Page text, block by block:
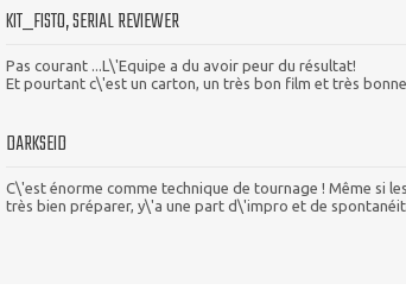
KIT_FISTO, SERIAL REVIEWER
Pas courant ...L\'Equipe a du avoir peur du résultat!
Et pourtant c\'est un carton, un très bon film et très
DARKSEID
C\'est énorme comme technique de tournage ! Même si
très bien préparer, y\'a une part d\'impro et de